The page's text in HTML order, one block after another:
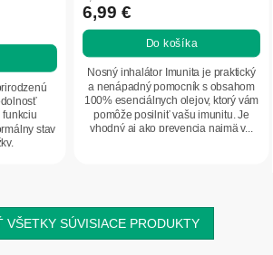
funkciu
stav
produktu
je
5,0
z
5
hviezdičiek.
6,99 €
Do košíka
Nosný inhalátor Imunita je praktický
a nenápadný pomocník s obsahom
100% esenciálnych olejov, ktorý vám
pomôže posilniť vašu imunitu. Je
vhodný aj ako prevencia najmä v...
VŠETKY SÚVISIACE PRODUKTY